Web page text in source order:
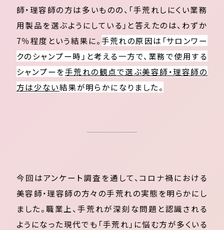
師・理容師の方は多いものの、「手荒れしにくい業務
用製品を選ぶようにしている」と答えたのは、わずか
7％程度という結果に。手荒れの原因は「サロンワー
クのシャンプー時」と考える一方で、業務で使用する
シャンプーを手荒れの観点で選ぶ美容師・理容師の
方は少ない結果が明らかになりました。
今回はアンケート調査を通して、コロナ禍における
美容師・理容師の方々の手荒れの実態を明らかにし
ました。職業上、手荒れが深刻な問題と認識される
ようになった現代でも「手荒れ」に悩む方が多くいる